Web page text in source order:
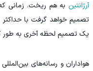
آرژانتین به هم ریخت. زمانی
تصمیم خواهد گرفت با
یک تصمیم لحظه آخری به طور
هواداران و رسانه‌های